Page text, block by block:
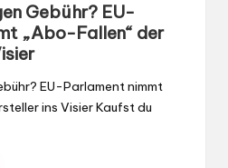
Gebühr? EU-
„Abo-Fallen“ der
EU-Parlament nimmt
ins Visier Kaufst du